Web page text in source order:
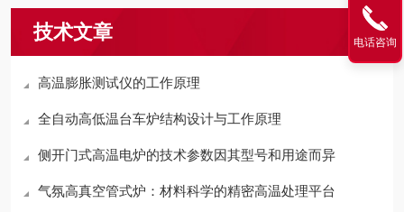
技术文章
高温膨胀测试仪的工作原理
全自动高低温台车炉结构设计与工作原理
侧开门式高温电炉的技术参数因其型号和用途而异
气氛高真空管式炉：材料科学的精密高温处理平台
电话咨询